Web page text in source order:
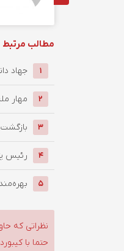
مطالب مرتبط
1 جهاد
2 ‌مهار
3 بازگشت بیش از ۳ هزار زائر
4 رئیس
5 بهره‌مندی ۱۱ روستای خراسان جنوبی از راه
نظراتی که
حتما با